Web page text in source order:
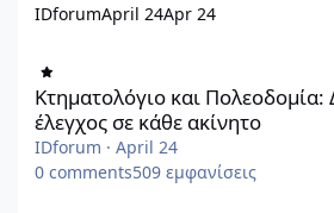
IDforumApril 24Apr 24
Κτηματολόγιο και
έλεγχος σε κάθε ακίνητο
IDforum · April 24
0 comments509 εμφανίσεις